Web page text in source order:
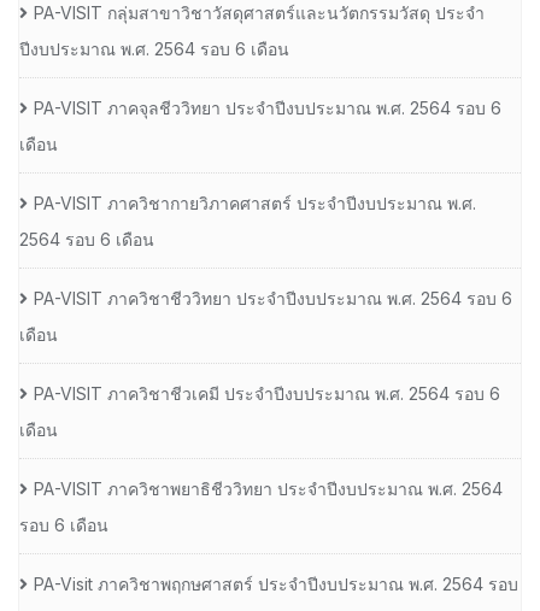
PA-VISIT กลุ่มสาขาวิชาวัสดุศาสตร์และนวัตกรรมวัสดุ ประจำ
ปีงบประมาณ พ.ศ. 2564 รอบ 6 เดือน
PA-VISIT ภาคจุลชีววิทยา ประจำปีงบประมาณ พ.ศ. 2564 รอบ 6
เดือน
PA-VISIT ภาควิชากายวิภาคศาสตร์ ประจำปีงบประมาณ พ.ศ.
2564 รอบ 6 เดือน
PA-VISIT ภาควิชาชีววิทยา ประจำปีงบประมาณ พ.ศ. 2564 รอบ 6
เดือน
PA-VISIT ภาควิชาชีวเคมี ประจำปีงบประมาณ พ.ศ. 2564 รอบ 6
เดือน
PA-VISIT ภาควิชาพยาธิชีววิทยา ประจำปีงบประมาณ พ.ศ. 2564
รอบ 6 เดือน
PA-Visit ภาควิชาพฤกษศาสตร์ ประจำปีงบประมาณ พ.ศ. 2564 รอบ